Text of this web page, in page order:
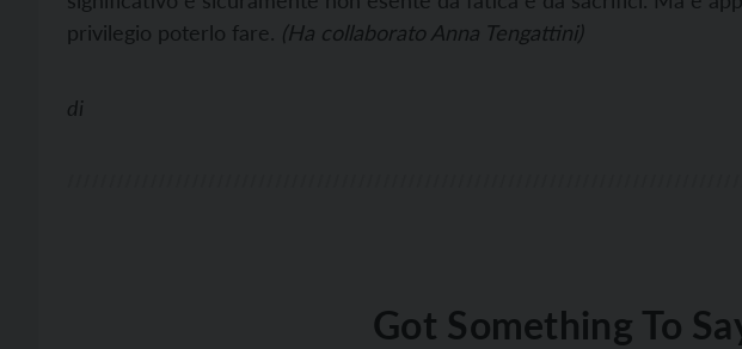
privilegio poterlo fare. (Ha collaborato Anna Tengattini)
di
Got Something To